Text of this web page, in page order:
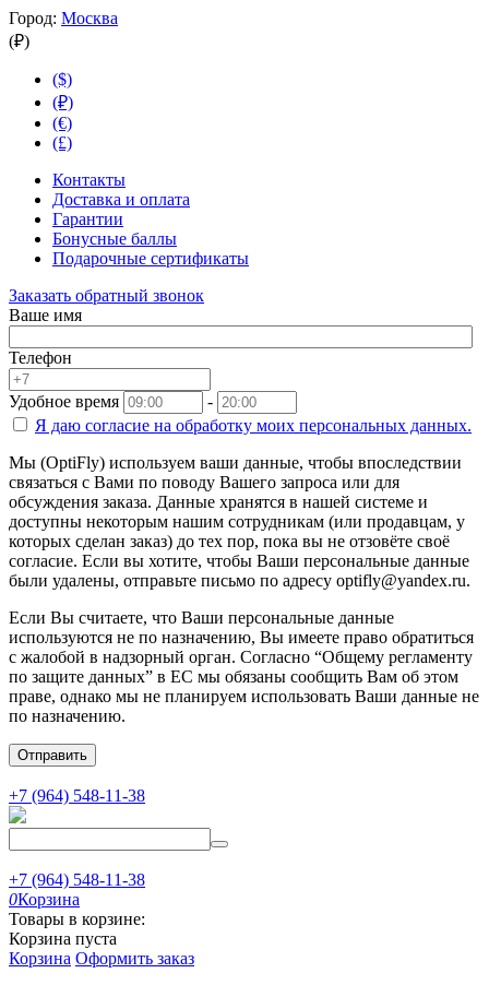
Город: Москва
(₽)
($)
(₽)
(€)
(£)
Контакты
Доставка и оплата
Гарантии
Бонусные баллы
Подарочные сертификаты
Заказать обратный звонок
Ваше имя
Телефон
Удобное время
-
Я даю согласие на обработку моих персональных данных.
Мы (OptiFly) используем ваши данные, чтобы впоследствии
связаться с Вами по поводу Вашего запроса или для
обсуждения заказа. Данные хранятся в нашей системе и
доступны некоторым нашим сотрудникам (или продавцам, у
которых сделан заказ) до тех пор, пока вы не отзовёте своё
согласие. Если вы хотите, чтобы Ваши персональные данные
были удалены, отправьте письмо по адресу optifly@yandex.ru.
Если Вы считаете, что Ваши персональные данные
используются не по назначению, Вы имеете право обратиться
с жалобой в надзорный орган. Согласно “Общему регламенту
по защите данных” в ЕС мы обязаны сообщить Вам об этом
праве, однако мы не планируем использовать Ваши данные не
по назначению.
Отправить
+7 (964) 548-11-38
+7 (964) 548-11-38
0Корзина
Товары в корзине:
Корзина пуста
Корзина Оформить заказ